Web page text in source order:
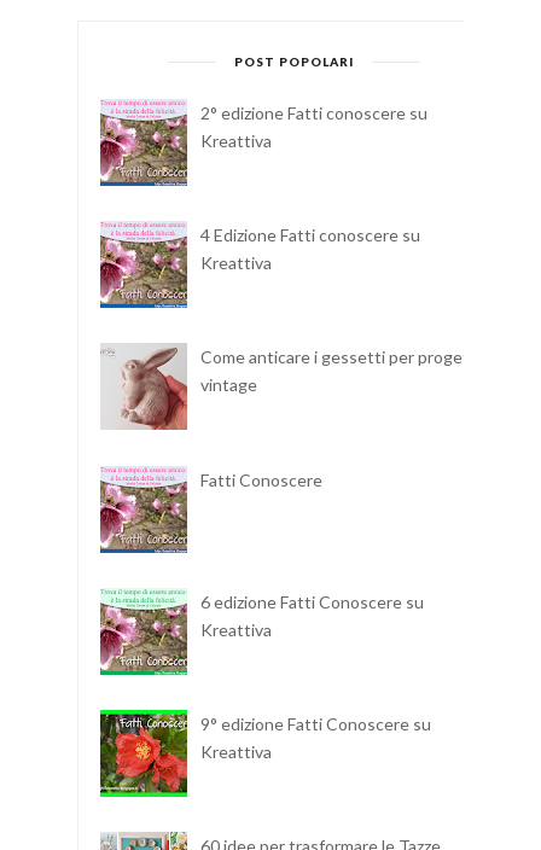
POST POPOLARI
2° edizione Fatti conoscere su
Kreattiva
4 Edizione Fatti conoscere su
Kreattiva
Come anticare i gessetti per progetti
vintage
Fatti Conoscere
6 edizione Fatti Conoscere su
Kreattiva
9° edizione Fatti Conoscere su
Kreattiva